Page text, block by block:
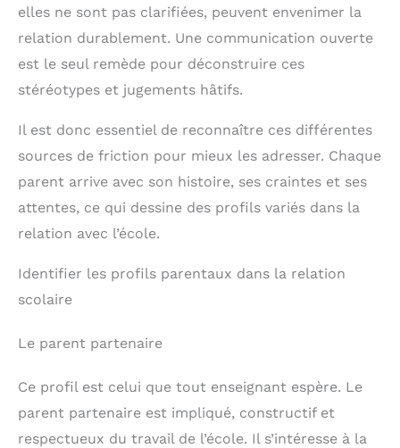
elles ne sont pas clarifiées, peuvent envenimer la
relation durablement. Une communication ouverte
est le seul remède pour déconstruire ces
stéréotypes et jugements hâtifs.
Il est donc essentiel de reconnaître ces différentes
sources de friction pour mieux les adresser. Chaque
parent arrive avec son histoire, ses craintes et ses
attentes, ce qui dessine des profils variés dans la
relation avec l’école.
Identifier les profils parentaux dans la relation
scolaire
Le parent partenaire
Ce profil est celui que tout enseignant espère. Le
parent partenaire est impliqué, constructif et
respectueux du travail de l’école. Il s’intéresse à la